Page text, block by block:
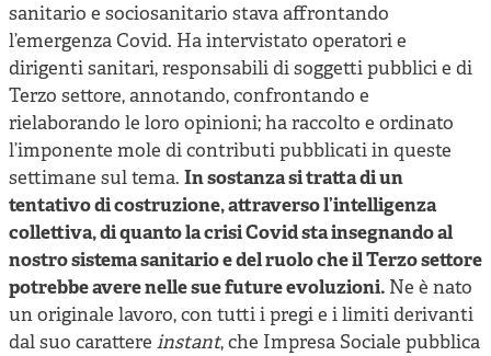
sanitario e sociosanitario stava affrontando
l’emergenza Covid. Ha intervistato operatori e
dirigenti sanitari, responsabili di soggetti pubblici e di
Terzo settore, annotando, confrontando e
rielaborando le loro opinioni; ha raccolto e ordinato
l’imponente mole di contributi pubblicati in queste
settimane sul tema. In sostanza si tratta di un
tentativo di costruzione, attraverso l’intelligenza
collettiva, di quanto la crisi Covid sta insegnando al
nostro sistema sanitario e del ruolo che il Terzo settore
potrebbe avere nelle sue future evoluzioni. Ne è nato
un originale lavoro, con tutti i pregi e i limiti derivanti
dal suo carattere instant, che Impresa Sociale pubblica